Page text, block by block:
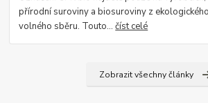
přírodní suroviny a biosuroviny z
volného sběru. Touto...číst celé
Zobrazit všechny články